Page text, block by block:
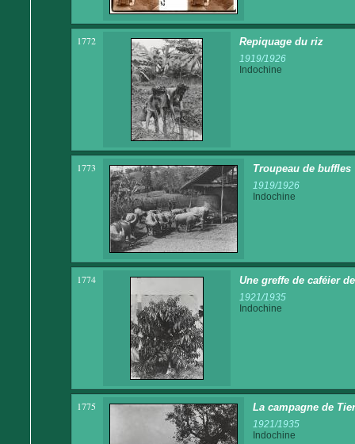
1772 Repiquage du riz
1919/1926
Indochine
1773 Troupeau de buffles
1919/1926
Indochine
1774 Une greffe de caféier
1921/1935
Indochine
1775 La campagne de
1921/1935
Indochine